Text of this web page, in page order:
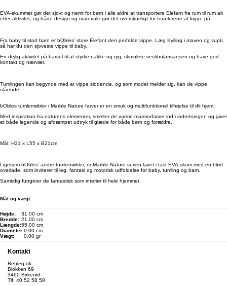
EVA-skummet gør det sjovt og nemt for børn i alle aldre at transportere Elefant fra rum til rum alt
efter aktivitet, og både design og materiale gør det overskueligt for forældrene at kigge på.
Fra baby til stort barn er bObles’ store Elefant den perfekte vippe. Læg Kylling i maven og vupti,
så har du den sjoveste vippe til baby.
En dejlig aktivitet på barsel til at styrke nakke og ryg, stimulere vestibulærsansen og have god
kontakt og nærvær.
Tumlingen kan begynde med at vippe siddende, og som modet melder sig, kan de vippe
stående.
bObles tumlemøbler i Marble Nature farver er en smuk og multifunktionel tilføjelse til dit hjem.
Med inspiration fra naturens elementer, smelter de varme marmorfarver ind i indretningen og giver
et både legende og afdæmpet udtryk til glæde for både børn og forældre.
Mål: H31 x L55 x B21cm
Ligesom bObles’ andre tumlemøbler, er Marble Nature-serien lavet i fast EVA-skum med en blød
overlade, som inviterer til leg, fantasi og motorisk udfoldelse for baby, tumling og barn.
Samtidig fungerer de fantastisk som interiør til hele hjemmet.
Mål og vægt:
Højde:
31.00 cm
Bredde: 21.00 cm
Længde:55.00 cm
Diameter:0.00 cm
Vægt:
0.00 gr
Kontakt
Renleg.dk
Blokken 69
3460 Birkerød
Tlf: 40 52 58 58